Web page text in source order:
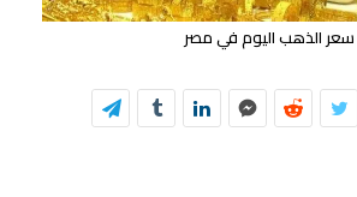
سعر الذهب اليوم في مصر